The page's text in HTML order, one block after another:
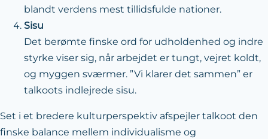
blandt verdens mest tillidsfulde nationer.
Sisu
Det berømte finske ord for udholdenhed og indre
styrke viser sig, når arbejdet er tungt, vejret koldt,
og myggen sværmer. ”Vi klarer det sammen” er
talkoots indlejrede sisu.
Set i et bredere kulturperspektiv afspejler talkoot den
finske balance mellem individualisme og